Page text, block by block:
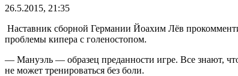
26.5.2015, 21:35
Наставник сборной Германии Йоахим Лёв
проблемы кипера с голеностопом.
— Мануэль — образец преданности игре. Все знают,
не может тренироваться без боли.